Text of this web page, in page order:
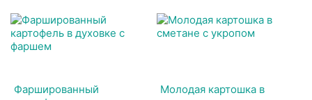
Фаршированный
Молодая картошка в